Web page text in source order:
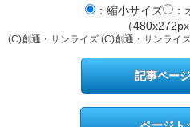
：縮小サイズ
（
(C)創通・サンライズ (C)創通・サンライ
記事ペー